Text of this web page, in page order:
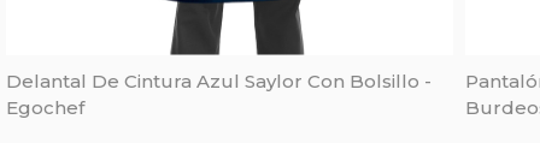
Delantal De Cintura Azul Saylor Con Bolsillo -
Egochef